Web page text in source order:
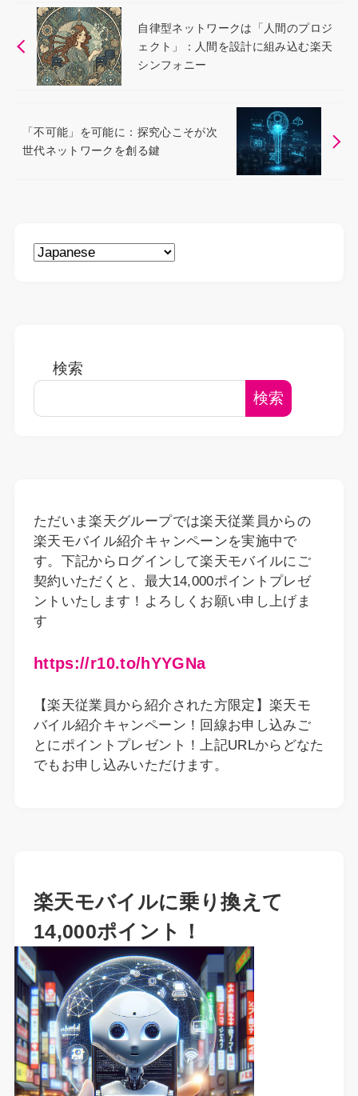
自律型ネットワークは「人間のプロジ
ェクト」：人間を設計に組み込む楽天
シンフォニー
「不可能」を可能に：探究心こそが次
世代ネットワークを創る鍵
検索
検索
ただいま楽天グループでは楽天従業員からの
楽天モバイル紹介キャンペーンを実施中で
す。下記からログインして楽天モバイルにご
契約いただくと、最大14,000ポイントプレゼ
ントいたします！よろしくお願い申し上げま
す
https://r10.to/hYYGNa
【楽天従業員から紹介された方限定】楽天モ
バイル紹介キャンペーン！回線お申し込みご
とにポイントプレゼント！上記URLからどなた
でもお申し込みいただけます。
楽天モバイルに乗り換えて
14,000ポイント！